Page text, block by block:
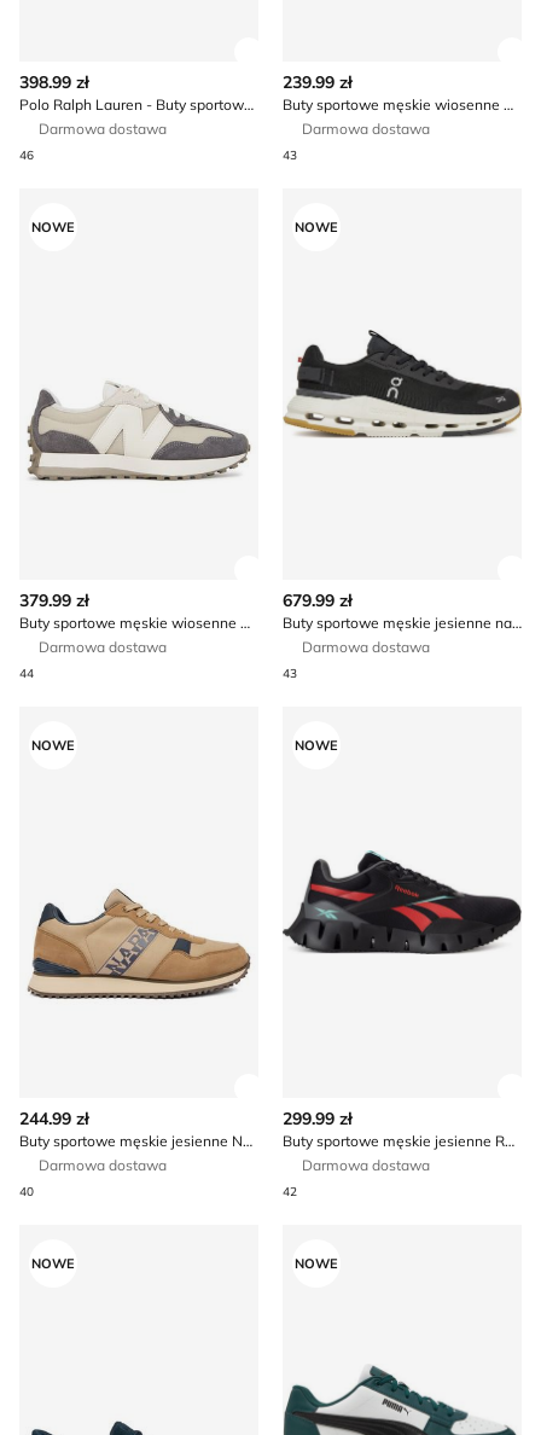
398.99 zł
Polo Ralph Lauren - Buty sportowe męskie na wiosnę
Darmowa dostawa
46
239.99 zł
Buty sportowe męskie wiosenne BADURA
Darmowa dostawa
43
NOWE
379.99 zł
Buty sportowe męskie wiosenne New Balance
Darmowa dostawa
44
NOWE
679.99 zł
Buty sportowe męskie jesienne na wiosnę On
Darmowa dostawa
43
NOWE
244.99 zł
Buty sportowe męskie jesienne Napapijri
Darmowa dostawa
40
NOWE
299.99 zł
Buty sportowe męskie jesienne Reebok
Darmowa dostawa
42
NOWE NOWE